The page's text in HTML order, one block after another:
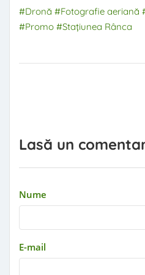
#Dronă #Fotografie aeriană
#Promo #Stațiunea Rânca
Lasă un
Nume
E-mail